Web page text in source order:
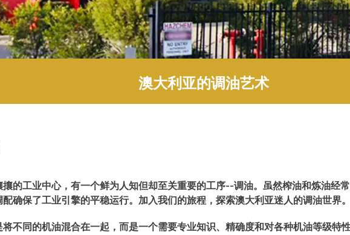
澳大利亚的调油艺术
的工业中心，有一个鲜为人知但却至关重要的工序--调油。虽然榨油和炼油经
确保了工业引擎的平稳运行。加入我们的旅程，探索澳大利亚迷人的调油世界。
不同的机油混合在一起，而是一个需要专业知识、精确度和对各种机油等级特